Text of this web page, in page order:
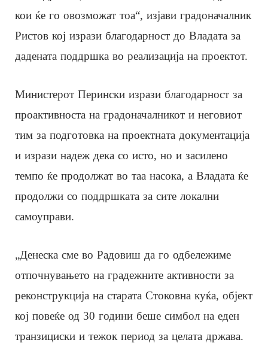
кои ќе го овозможат тоа“, изјави градоначалник
Ристов кој изрази благодарност до Владата за
дадената поддршка во реализација на проектот.
Министерот Перински изрази благодарност за
проактивноста на градоначалникот и неговиот
тим за подготовка на проектната документација
и изрази надеж дека со исто, но и засилено
темпо ќе продолжат во таа насока, а Владата ќе
продолжи со поддршката за сите локални
самоуправи.
„Денеска сме во Радовиш да го одбележиме
отпочнувањето на градежните активности за
реконструкција на старата Стоковна куќа, објект
кој повеќе од 30 години беше симбол на еден
транзициски и тежок период за целата држава.